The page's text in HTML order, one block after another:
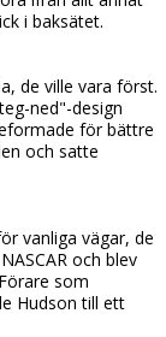
i baksätet.
de ville vara först.
ned"-design
för bättre
och satte
vanliga vägar, de
och blev
som
Hudson till ett